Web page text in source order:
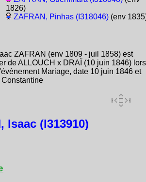
1826)
ZAFRAN, Pinhas (I318046)(env
ZAFRAN (env 1809 - juil 1858) est
de ALLOUCH x DRAÏ (10 juin 1846) lors
Mariage, date 10 juin 1846 et
Constantine
Isaac (I313910)